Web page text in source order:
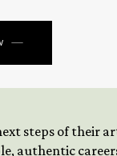
steps of their
authentic